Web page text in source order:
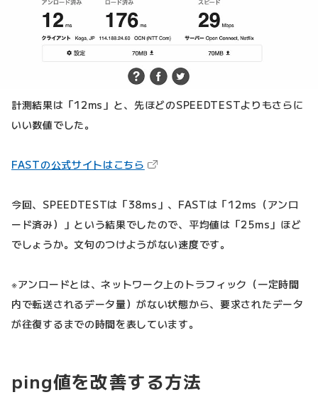
計測結果は「12ms」と、先ほどのSPEEDTESTよりもさらに
いい数値でした。
FASTの公式サイトはこちら （新しいタブで開きます）
今回、SPEEDTESTは「38ms」、FASTは「12ms（アンロ
ード済み）」という結果でしたので、平均値は「25ms」ほど
でしょうか。文句のつけようがない速度です。
※アンロードとは、ネットワーク上のトラフィック（一定時間
内で転送されるデータ量）がない状態から、要求されたデータ
が往復するまでの時間を表しています。
ping値を改善する方法